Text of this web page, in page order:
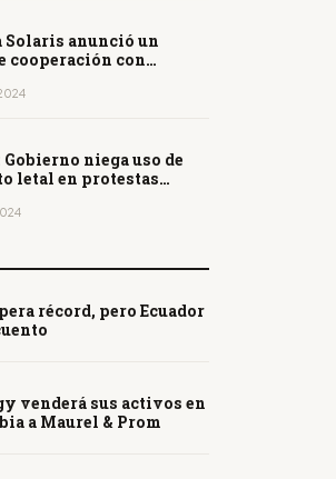
Solaris anunció un
cooperación con
niega uso de
letal en protestas
récord, pero Ecuador
venderá sus activos en
a Maurel & Prom